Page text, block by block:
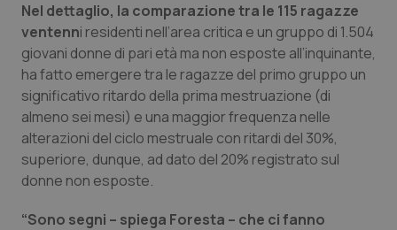
Quotidiano Cardiologia
Quotidiano Chirurgia
Quotidiano Oncologia
Quotidiano Pediatria
Rene & patologie urogenitali
Nel dettaglio, la comparazione tra le 115 ragazze
ventenni residenti nell’area critica e un gruppo di 1.504
giovani donne di pari età ma non esposte all’inquinante,
ha fatto emergere tra le ragazze del primo gruppo un
significativo ritardo della prima mestruazione (di
almeno sei mesi) e una maggior frequenza nelle
alterazioni del ciclo mestruale con ritardi del 30%,
superiore, dunque, ad dato del 20% registrato sul
donne non esposte.
“Sono segni – spiega Foresta – che ci fanno